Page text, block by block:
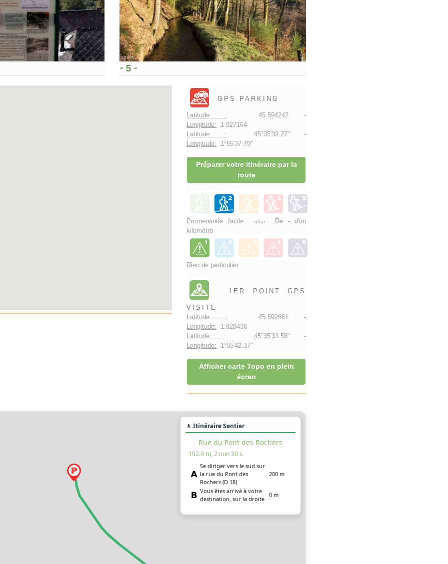
- 5 -
GPS PARKING
Latitude : 45.594242 -
Longitude: 1.927164
Latitude : 45°35'39.27" -
Longitude: 1°55'37.79"
Préparer votre itinéraire par la
route
Promenande facileet/ou
De - d'un
kilomètre
Rien de particulier
1ER POINT GPS
VISITE
Latitude : 45.592661 -
Longitude: 1.928436
Latitude : 45°35'33.58" -
Longitude: 1°55'42.37"
Afficher carte Topo en plein
écran
🚶 Itinéraire Sentier
Rue du Pont des Rochers
192.9 m, 2 min 30 s
Se diriger vers le sud sur
la rue du Pont des
Rochers (D 18)
200 m
Vous êtes arrivé à votre
destination, sur la droite
0 m